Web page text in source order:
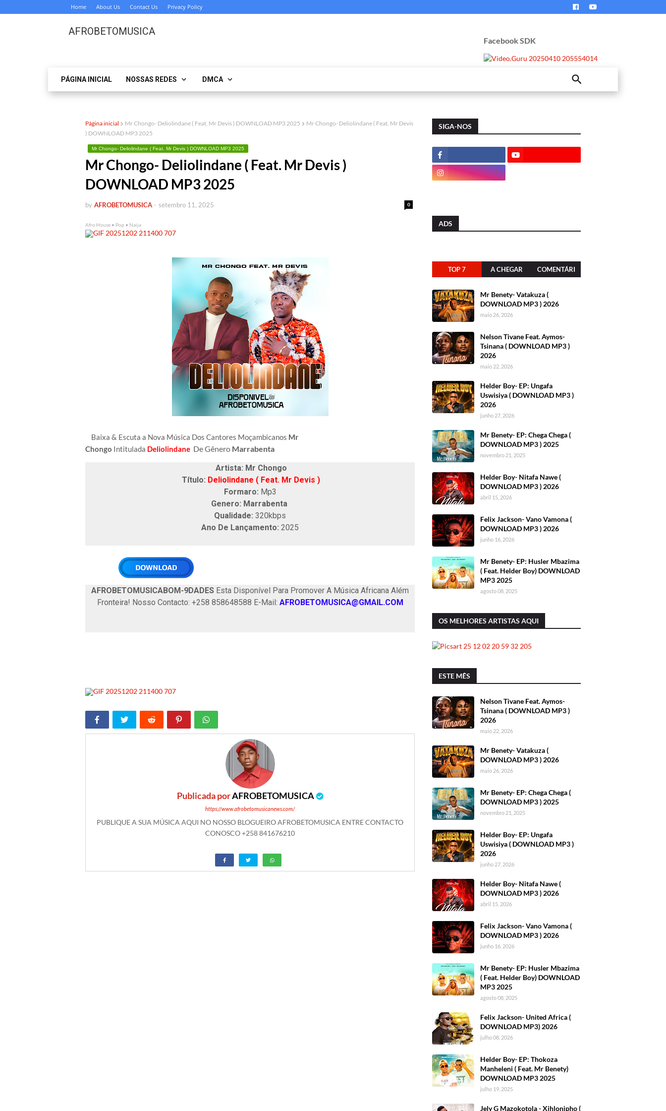
Home About Us Contact Us Privacy Policy
AFROBETOMUSICA
Facebook SDK
PÁGINA INICIAL NOSSAS REDES DMCA
Página inicial Mr Chongo- Deliolindane ( Feat. Mr Devis ) DOWNLOAD MP3 2025
Mr Chongo- Deliolindane ( Feat. Mr Devis
) DOWNLOAD MP3 2025
Mr Chongo- Deliolindane ( Feat. Mr Devis ) DOWNLOAD MP3 2025
Mr Chongo- Deliolindane ( Feat. Mr Devis )
DOWNLOAD MP3 2025
by AFROBETOMUSICA 0
- setembro 11, 2025
Afro House • Pop • Naija
Baixa & Escuta a Nova Música Dos Cantores Moçambicanos Mr
Chongo Intitulada Deliolindane De Gênero Marrabenta
Artista: Mr Chongo
Título: Deliolindane ( Feat. Mr Devis )
Formaro: Mp3
Genero: Marrabenta
Qualidade: 320kbps
Ano De Lançamento: 2025
AFROBETOMUSICABOM-9DADES Esta Disponível Para Promover A Música Africana Além
Fronteira! Nosso Contacto: +258 858648588 E-Mail: AFROBETOMUSICA@GMAIL.COM
Publicada porAFROBETOMUSICA
https://www.afrobetomusicanews.com/
PUBLIQUE A SUA MÚSICA AQUI NO NOSSO BLOGUEIRO AFROBETOMUSICA ENTRE CONTACTO
CONOSCO +258 841676210
SIGA-NOS
ADS
TOP 7 A CHEGAR COMENTÁRI
Mr Benety- Vatakuza (
DOWNLOAD MP3 ) 2026
maio 26, 2026
Nelson Tivane Feat. Aymos-
Tsinana ( DOWNLOAD MP3 )
2026
maio 22, 2026
Helder Boy- EP: Ungafa
Uswisiya ( DOWNLOAD MP3 )
2026
junho 27, 2026
Mr Benety- EP: Chega Chega (
DOWNLOAD MP3 ) 2025
novembro 21, 2025
Helder Boy- Nitafa Nawe (
DOWNLOAD MP3 ) 2026
abril 15, 2026
Felix Jackson- Vano Vamona (
DOWNLOAD MP3 ) 2026
junho 16, 2026
Mr Benety- EP: Husler Mbazima
( Feat. Helder Boy) DOWNLOAD
MP3 2025
agosto 08, 2025
OS MELHORES ARTISTAS AQUI
ESTE MÊS
Nelson Tivane Feat. Aymos-
Tsinana ( DOWNLOAD MP3 )
2026
maio 22, 2026
Mr Benety- Vatakuza (
DOWNLOAD MP3 ) 2026
maio 26, 2026
Mr Benety- EP: Chega Chega (
DOWNLOAD MP3 ) 2025
novembro 21, 2025
Helder Boy- EP: Ungafa
Uswisiya ( DOWNLOAD MP3 )
2026
junho 27, 2026
Helder Boy- Nitafa Nawe (
DOWNLOAD MP3 ) 2026
abril 15, 2026
Felix Jackson- Vano Vamona (
DOWNLOAD MP3 ) 2026
junho 16, 2026
Mr Benety- EP: Husler Mbazima
( Feat. Helder Boy) DOWNLOAD
MP3 2025
agosto 08, 2025
Felix Jackson- United Africa (
DOWNLOAD MP3) 2026
julho 08, 2026
Helder Boy- EP: Thokoza
Manheleni ( Feat. Mr Benety)
DOWNLOAD MP3 2025
julho 19, 2025
Jely G Mazokotola - Xihlonipho (